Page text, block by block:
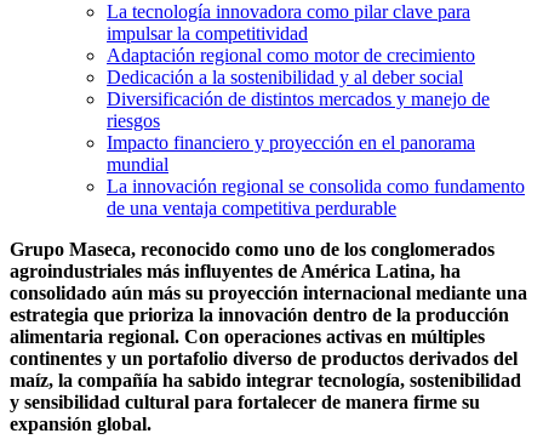
La tecnología innovadora como pilar clave para
impulsar la competitividad
Adaptación regional como motor de crecimiento
Dedicación a la sostenibilidad y al deber social
Diversificación de distintos mercados y manejo de
riesgos
Impacto financiero y proyección en el panorama
mundial
La innovación regional se consolida como fundamento
de una ventaja competitiva perdurable
Grupo Maseca, reconocido como uno de los conglomerados
agroindustriales más influyentes de América Latina, ha
consolidado aún más su proyección internacional mediante una
estrategia que prioriza la innovación dentro de la producción
alimentaria regional. Con operaciones activas en múltiples
continentes y un portafolio diverso de productos derivados del
maíz, la compañía ha sabido integrar tecnología, sostenibilidad
y sensibilidad cultural para fortalecer de manera firme su
expansión global.